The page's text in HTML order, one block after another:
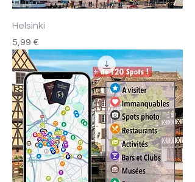
Helsinki
Prix
5,99 €